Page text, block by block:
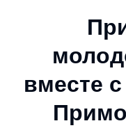
вместе